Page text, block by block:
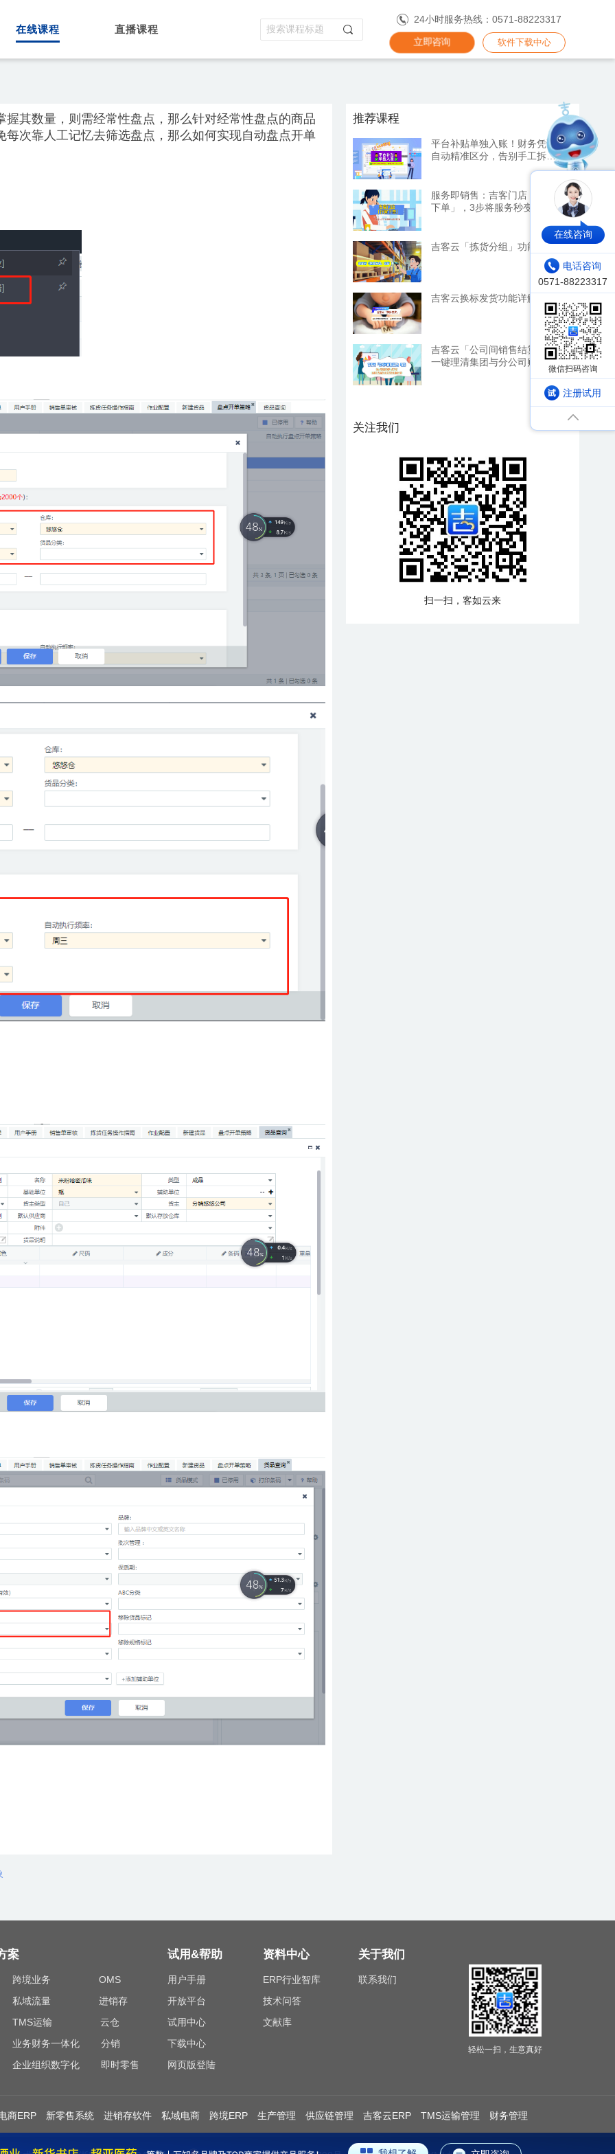
在线课程 直播课程
24小时服务热线：0571-88223317
立即咨询 软件下载中心
在线咨询
电话咨询
注册试用
其数量，则需经常性盘点，那么针对经常性盘点的商品
次靠人工记忆去筛选盘点，那么如何实现自动盘点开单
推荐课程
平台补贴单独入账！财务凭证
自动精准区分，告别手工拆分
服务即销售：吉客门店「代客
下单」，3步将服务秒变订单
吉客云「拣货分组」功能详解
吉客云换标发货功能详解
吉客云「公司间销售结算」：
一键理清集团与分公司账务，
关注我们
扫一扫，客如云来
案
跨境业务
OMS
私域流量
进销存
TMS运输
云仓
业务财务一体化
分销
企业组织数字化
即时零售
试用&帮助
用户手册
开放平台
试用中心
下载中心
网页版登陆
资料中心
ERP行业智库
技术问答
文献库
关于我们
联系我们
轻松一扫，生意真好
商ERP 新零售系统 进销存软件 私域电商 跨境ERP 生产管理 供应链管理 吉客云ERP TMS运输管理 财务管理